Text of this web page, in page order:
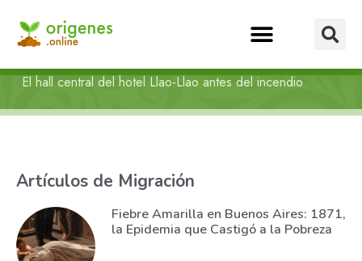
El hall central del hotel Llao-Llao antes del incendio
Artículos de Migración
Fiebre Amarilla en Buenos Aires: 1871,
la Epidemia que Castigó a la Pobreza